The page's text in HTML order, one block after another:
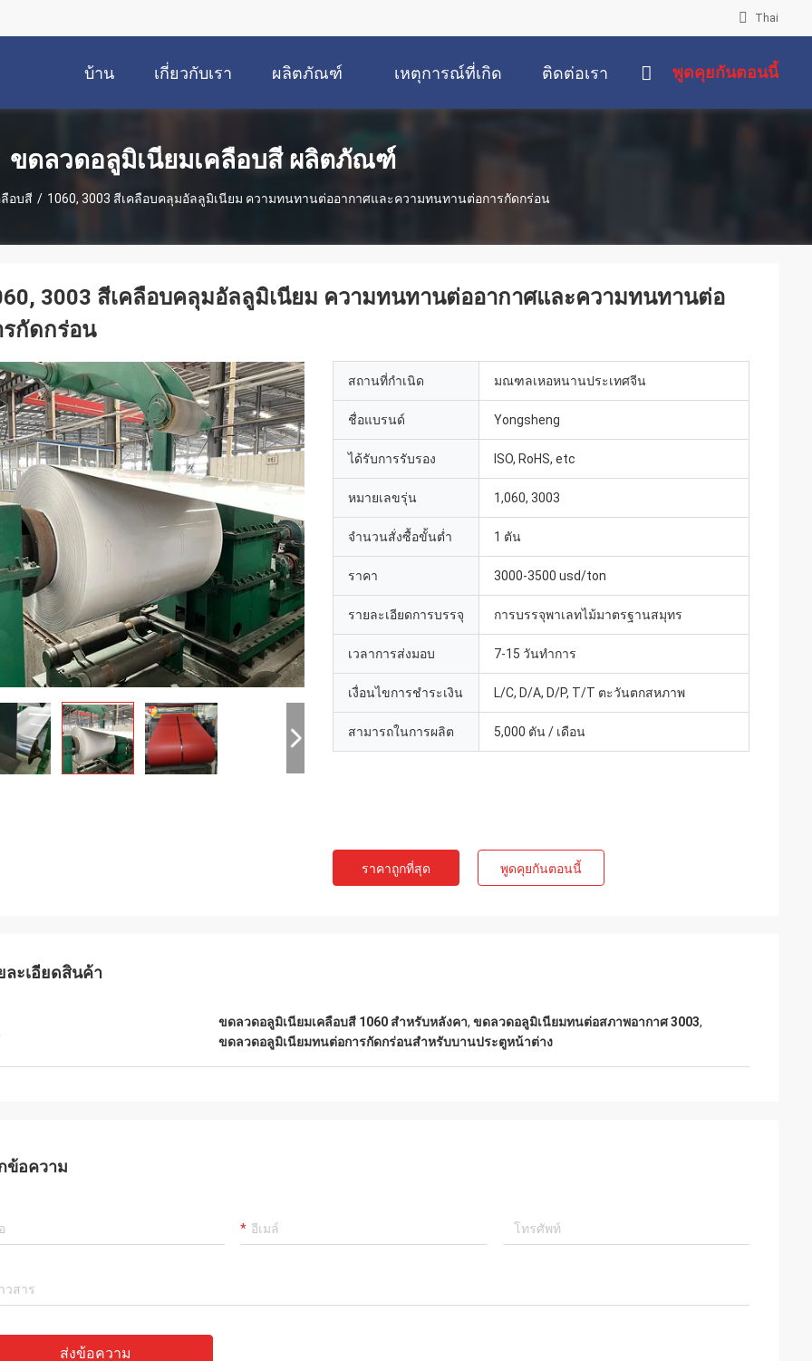
Thai
บ้าน เกี่ยวกับเรา ผลิตภัณฑ์ เหตุการณ์ที่เกิด ติดต่อเรา พูดคุยกันตอนนี้
ขดลวดอลูมิเนียมเคลือบสี ผลิตภัณฑ์
อบสี / 1060, 3003 สีเคลือบคลุมอัลลูมิเนียม ความทนทานต่ออากาศและความทนทานต่อการกัดกร่อน
3003 สีเคลือบคลุมอัลลูมิเนียม ความทนทานต่ออากาศและความทนทานต่อ
กัดกร่อน
สถานที่กำเนิด มณฑลเหอหนานประเทศจีน
ชื่อแบรนด์ Yongsheng
ได้รับการรับรอง ISO, RoHS, etc
หมายเลขรุ่น 1,060, 3003
จำนวนสั่งซื้อขั้นต่ำ 1 ตัน
ราคา 3000-3500 usd/ton
รายละเอียดการบรรจุ การบรรจุพาเลทไม้มาตรฐานสมุทร
เวลาการส่งมอบ 7-15 วันทำการ
เงื่อนไขการชำระเงิน L/C, D/A, D/P, T/T ตะวันตกสหภาพ
สามารถในการผลิต 5,000 ตัน / เดือน
ราคาถูกที่สุด พูดคุยกันตอนนี้
ละเอียดสินค้า
ขดลวดอลูมิเนียมเคลือบสี 1060 สำหรับหลังคา, ขดลวดอลูมิเนียมทนต่อสภาพอากาศ 3003,
ขดลวดอลูมิเนียมทนต่อการกัดกร่อนสำหรับบานประตูหน้าต่าง
ข้อความ
ส่งข้อความ